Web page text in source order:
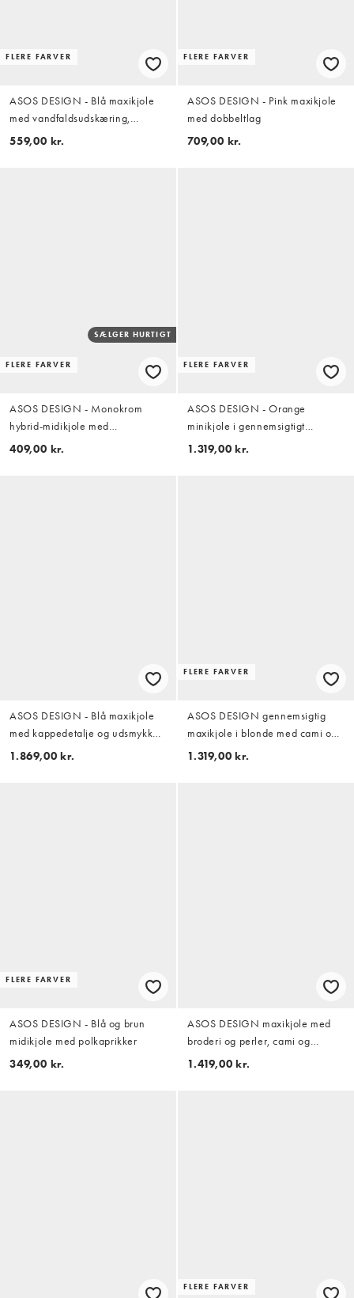
FLERE FARVER
ASOS DESIGN - Blå maxikjole
med vandfaldsudskæring,
tørklædedetalje og prikker
559,00 kr.
FLERE FARVER
ASOS DESIGN - Pink maxikjole
med dobbeltlag
709,00 kr.
FLERE FARVER
SÆLGER HURTIGT
ASOS DESIGN - Monokrom
hybrid-midikjole med
asymmetrisk sænket talje
409,00 kr.
FLERE FARVER
ASOS DESIGN - Orange
minikjole i gennemsigtigt
blondestof med udsmykning og
1.319,00 kr.
ASOS DESIGN - Blå maxikjole
med kappedetalje og udsmykket
nederdel
1.869,00 kr.
FLERE FARVER
ASOS DESIGN gennemsigtig
maxikjole i blonde med cami og
placeret pynt i gul
1.319,00 kr.
FLERE FARVER
ASOS DESIGN - Blå og brun
midikjole med polkaprikker
349,00 kr.
ASOS DESIGN maxikjole med
broderi og perler, cami og
asymmetrisk flæse i khaki
1.419,00 kr.
FLERE FARVER